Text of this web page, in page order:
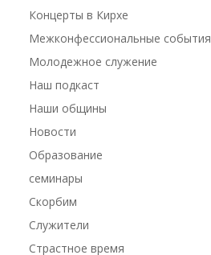
Концерты в Кирхе
Межконфессиональные события
Молодежное служение
Наш подкаст
Наши общины
Новости
Образование
семинары
Скорбим
Служители
Страстное время